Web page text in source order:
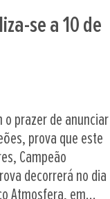
se a 10 de
o prazer de anunciar
prova que este
Campeão
decorrerá no dia
Atmosfera, em...